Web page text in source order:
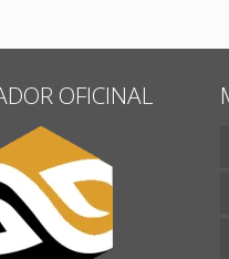
OFICINAL